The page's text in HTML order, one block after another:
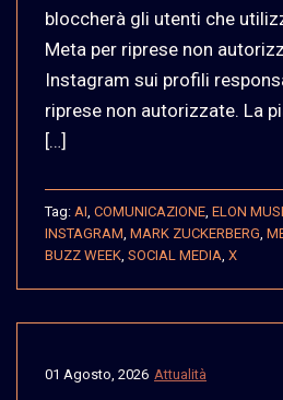
bloccherà gli utenti che
Meta per riprese non
Instagram sui profili
riprese non autorizzate. La
[…]
Tag: AI COMUNICAZIONE ELON
INSTAGRAM MARK ZUCKERBERG
BUZZ WEEK SOCIAL MEDIA X
Attualità
01 Agosto, 2026